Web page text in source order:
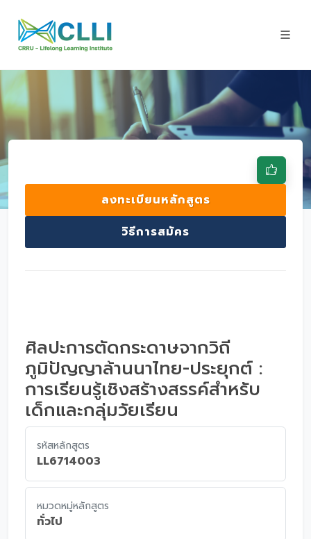
ลงทะเบียนหลักสูตร
วิธีการสมัคร
ศิลปะการตัดกระดาษจากวิถี
ภูมิปัญญาล้านนาไทย-ประยุกต์ :
การเรียนรู้เชิงสร้างสรรค์สำหรับ
เด็กและกลุ่มวัยเรียน
รหัสหลักสูตร
LL6714003
หมวดหมู่หลักสูตร
ทั่วไป